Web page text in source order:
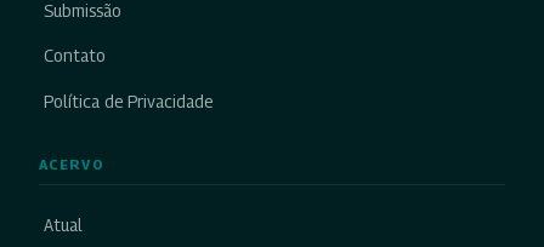
Submissão
Contato
Política de Privacidade
ACERVO
Atual